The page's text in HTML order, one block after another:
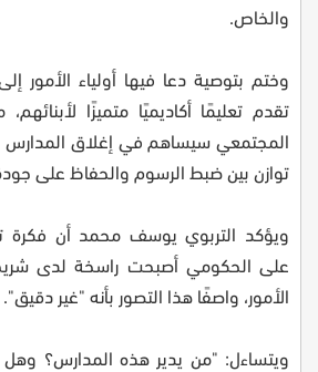
والخاص.
وختم بتوصية دعا فيها أولياء الأمور
تقدم تعليمًا أكاديميًا متميزًا
المجتمعي سيساهم في إغلاق المدارس
توازن بين ضبط الرسوم والحفاظ على
ويؤكد التربوي يوسف محمد أن فكرة
على الحكومي أصبحت راسخة لدى
الأمور، واصفًا هذا التصور بأنه "غير دقيق".
ويتساءل: "من يدير هذه المدارس؟